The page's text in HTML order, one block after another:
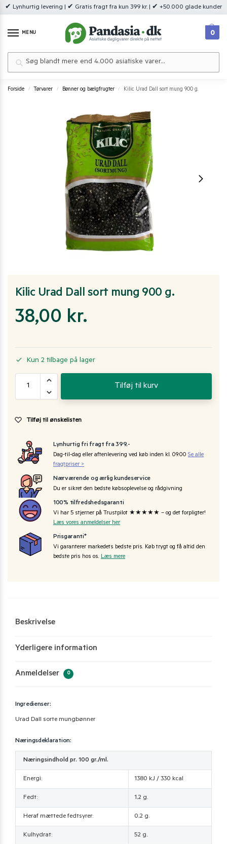
✔ Lynhurtig levering | ✔ Gratis fragt fra kun 399 kr. | ✔ +50.000 glade kunder
MENU 0
Forside / Tørvarer / Bønner og bælgfrugter / Kilic Urad Dall sort mung 900 g.
Kilic Urad Dall sort mung 900 g.
38,00 kr.
Kun 2 tilbage på lager
Tilføj til kurv
Tilføj til ønskelisten
Lynhurtig fri fragt fra 399,-
Dag-til-dag eller aftenlevering ved køb inden kl. 09:00 Se alle
fragtpriser >
Nærværende og ærlig kundeservice
Du er sikret den bedste købsoplevelse og rådgivning
100% tilfredshedsgaranti
Vi har 5 stjerner på Trustpilot ★★★★★ – og det forpligter!
Læs vores anmeldelser her
Prisgaranti*
Vi garanterer markedets bedste pris. Køb trygt og få altid den
bedste pris hos os. Læs mere
Beskrivelse
Yderligere information
Anmeldelser 0
Ingredienser:
Urad Dall sorte mungbønner
Næringsdeklaration:
Næringsindhold pr. 100 gr./ml.
Energi: 1380 kJ / 330 kcal
Fedt: 1,2 g.
Heraf mættede fedtsyrer: 0,2 g.
Kulhydrat: 52 g.